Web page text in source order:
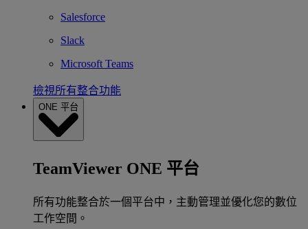
Salesforce
Slack
Microsoft Teams
檢視所有整合功能
ONE 平台
TeamViewer ONE 平台
所有功能整合於一個平台中，主動管理並優化您的數位
工作空間。